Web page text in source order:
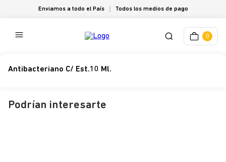
Enviamos a todo el País Todos los medios de pago
0
Antibacteriano C/ Est.10 Ml.
Podrían interesarte